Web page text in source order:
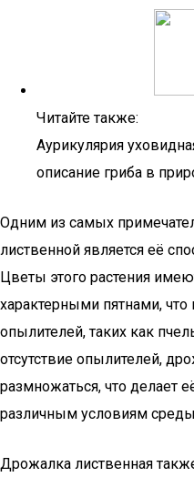
Читайте также:
Аурикулярия
описание гриба в
Одним из самых
лиственной является её
Цветы этого растения
характерными пятнами,
опылителей, таких как
отсутствие опылителей,
размножаться, что делает
различным условиям
Дрожалка лиственная